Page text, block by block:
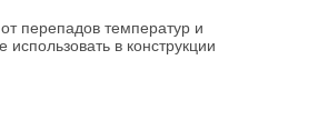
перепадов температур и
в конструкции